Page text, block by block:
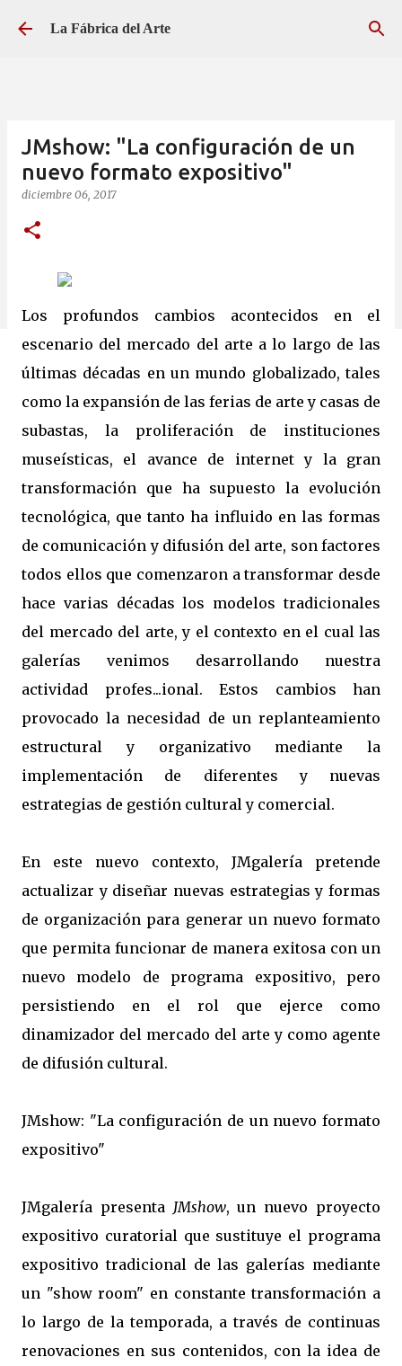
Ir al contenido principal
La Fábrica del Arte
JMshow: "La configuración de un
nuevo formato expositivo"
diciembre 06, 2017
Los profundos cambios acontecidos en el
escenario del mercado del arte a lo largo de las
últimas décadas en un mundo globalizado, tales
como la expansión de las ferias de arte y casas de
subastas, la proliferación de instituciones
museísticas, el avance de internet y la gran
transformación que ha supuesto la evolución
tecnológica, que tanto ha influido en las formas
de comunicación y difusión del arte, son factores
todos ellos que comenzaron a transformar desde
hace varias décadas los modelos tradicionales
del mercado del arte, y el contexto en el cual las
galerías venimos desarrollando nuestra
actividad profes...ional. Estos cambios han
provocado la necesidad de un replanteamiento
estructural y organizativo mediante la
implementación de diferentes y nuevas
estrategias de gestión cultural y comercial.
En este nuevo contexto, JMgalería pretende
actualizar y diseñar nuevas estrategias y formas
de organización para generar un nuevo formato
que permita funcionar de manera exitosa con un
nuevo modelo de programa expositivo, pero
persistiendo en el rol que ejerce como
dinamizador del mercado del arte y como agente
de difusión cultural.
JMshow: "La configuración de un nuevo formato
expositivo"
JMgalería presenta JMshow, un nuevo proyecto
expositivo curatorial que sustituye el programa
expositivo tradicional de las galerías mediante
un "show room" en constante transformación a
lo largo de la temporada, a través de continuas
renovaciones en sus contenidos, con la idea de